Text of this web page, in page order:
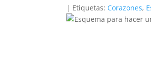
| Etiquetas: Corazones,